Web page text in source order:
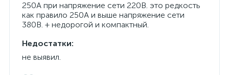
250А при напряжение сети 220В. это редкость
как правило 250А и выше напряжение сети
380В. + недорогой и компактный.
Недостатки:
не выявил.